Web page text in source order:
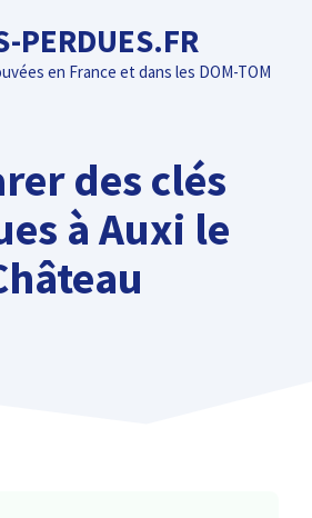
PERDUES.FR
en France et dans les DOM-TOM
des clés
à Auxi le